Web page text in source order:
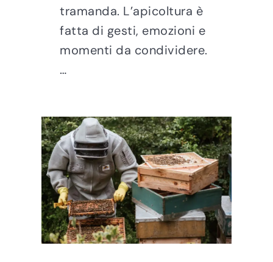
tramanda. L’apicoltura è
fatta di gesti, emozioni e
momenti da condividere.
…